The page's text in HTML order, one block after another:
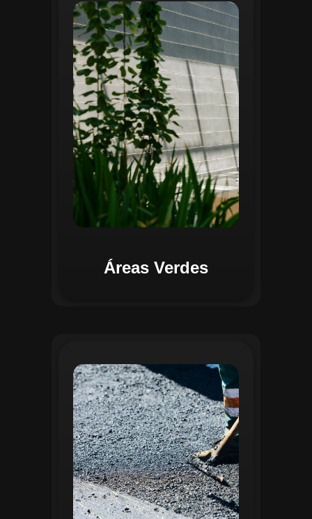
Áreas Verdes
Regente aplica tecnologias avançadas de
geoprocessamento para mapear e
monitorar espaços verdes, registrando
localização, tipo de vegetação e estado
de conservação. Ele organiza fluxos de
manutenção e garante que as atividades
sejam realizadas de forma eficiente e
programada. Relatórios analíticos ajudam
a avaliar ações realizadas, promovendo a
sustentabilidade e o uso estratégico do
espaço urbano.
Na Gestão de Pavimentação, o Regente
oferece ferramentas para mapear, avaliar
e monitorar a infraestrutura viária. O
sistema permite registrar condições dos
pavimentos, identificar áreas críticas e
planejar ações de manutenção preventiva
e corretiva. Com o auxílio do
geoprocessamento, é possível gerar
mapas detalhados que facilitam a
priorização de intervenções, otimizando
recursos e assegurando maior
durabilidade das vias. Relatórios
personalizáveis garantem transparência e
suporte na tomada de decisões
estratégicas.